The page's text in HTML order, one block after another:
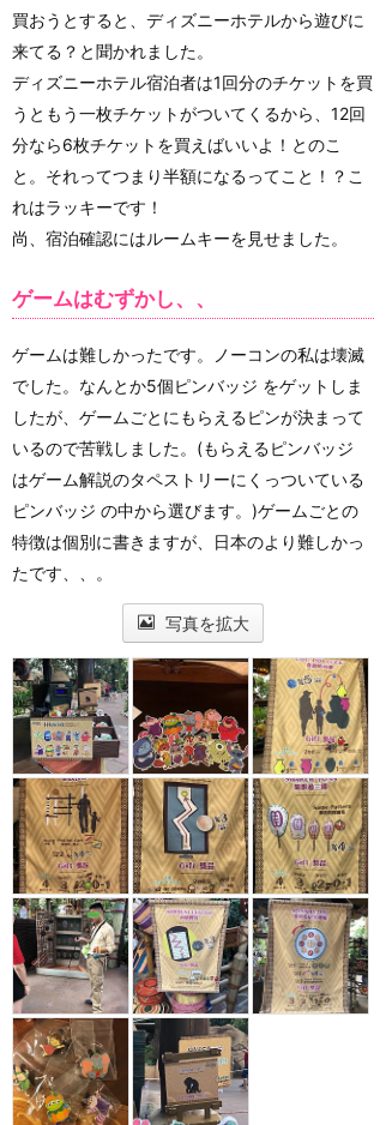
買おうとすると、ディズニーホテルから遊びに
来てる？と聞かれました。
ディズニーホテル宿泊者は1回分のチケットを買
うともう一枚チケットがついてくるから、12回
分なら6枚チケットを買えばいいよ！とのこ
と。それってつまり半額になるってこと！？こ
れはラッキーです！
尚、宿泊確認にはルームキーを見せました。
ゲームはむずかし、、
ゲームは難しかったです。ノーコンの私は壊滅
でした。なんとか5個ピンバッジ をゲットしま
したが、ゲームごとにもらえるピンが決まって
いるので苦戦しました。(もらえるピンバッジ
はゲーム解説のタペストリーにくっついている
ピンバッジ の中から選びます。)ゲームごとの
特徴は個別に書きますが、日本のより難しかっ
たです、、。
写真を拡大